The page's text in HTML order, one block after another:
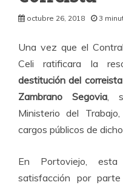
octubre 26, 2018 3
Una vez que el
Celi ratificara la
destitución del
Zambrano Segovia,
Ministerio del
cargos públicos de
En Portoviejo,
satisfacción por